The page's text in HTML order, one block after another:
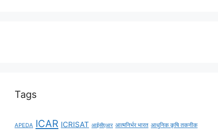
Tags
APEDA ICAR ICRISAT आईसीएआर आत्मनिर्भर भारत आधुनिक कृषि तकनीक